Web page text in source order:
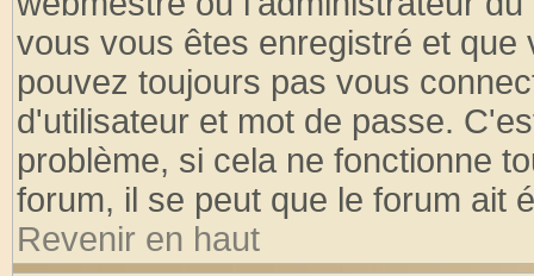
vous vous êtes enregistré et
pouvez toujours pas vous
d'utilisateur et mot de passe.
problème, si cela ne fonctionne
forum, il se peut que le forum ait
Revenir en haut